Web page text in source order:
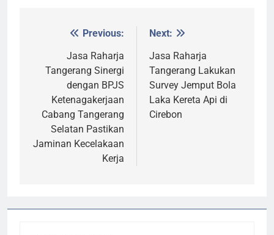
navigation
Previous:
Jasa Raharja
Tangerang Sinergi
dengan BPJS
Ketenagakerjaan
Cabang Tangerang
Selatan Pastikan
Jaminan Kecelakaan
Kerja
Next:
Jasa Raharja
Tangerang Lakukan
Survey Jemput Bola
Laka Kereta Api di
Cirebon